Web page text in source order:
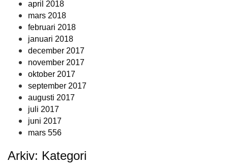
april 2018
mars 2018
februari 2018
januari 2018
december 2017
november 2017
oktober 2017
september 2017
augusti 2017
juli 2017
juni 2017
mars 556
Arkiv: Kategori